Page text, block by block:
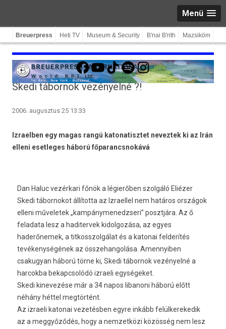
Menü
Breuerpress Heti TV Museum & Security B'nai B'rith Mazsiköm
Facebook
YouTube
TikTokSpotifyInstagram
Skedi tábornok vezényelné ?!
2006. augusztus 25 13:33
Izraelben egy magas rangú katonatisztet neveztek ki az Irán
elleni esetleges háború főparancsnokává
Dan Haluc vezérkari főnök a légierőben szolgáló Eliézer
Skedi tábornokot állította az Izraellel nem határos országok
elleni műveletek „kampánymenedzseri” posztjára. Az ő
feladata lesz a haditervek kidolgozása, az egyes
haderőnemek, a titkosszolgálat és a katonai felderítés
tevékenységének az összehangolása. Amennyiben
csakugyan háború törne ki, Skedi tábornok vezényelné a
harcokba bekapcsolódó izraeli egységeket.
Skedi kinevezése már a 34 napos libanoni háború előtt
néhány héttel megtörtént.
Az izraeli katonai vezetésben egyre inkább felülkerekedik
az a meggyőződés, hogy a nemzetközi közösség nem lesz